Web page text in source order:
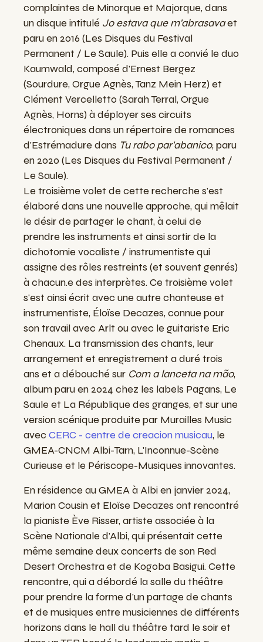
complaintes de Minorque et Majorque, dans
un disque intitulé Jo estava que m'abrasavaet
paru en 2016 (Les Disques du Festival
Permanent / Le Saule). Puis elle a convié le duo
Kaumwald, composé d'Ernest Bergez
(Sourdure, Orgue Agnès, Tanz Mein Herz) et
Clément Vercelletto (Sarah Terral, Orgue
Agnès, Horns) à déployer ses circuits
électroniques dans un répertoire de romances
d'Estrémadure dans Tu rabo par'abanico, paru
en 2020 (Les Disques du Festival Permanent /
Le Saule).
Le troisième volet de cette recherche s'est
élaboré dans une nouvelle approche, qui mêlait
le désir de partager le chant, à celui de
prendre les instruments et ainsi sortir de la
dichotomie vocaliste / instrumentiste qui
assigne des rôles restreints (et souvent genrés)
à chacun.e des interprètes. Ce troisième volet
s'est ainsi écrit avec une autre chanteuse et
instrumentiste, Éloïse Decazes, connue pour
son travail avec Arlt ou avec le guitariste Eric
Chenaux. La transmission des chants, leur
arrangement et enregistrement a duré trois
ans et a débouché sur Com a lanceta na mão,
album paru en 2024 chez les labels Pagans, Le
Saule et La République des granges, et sur une
version scénique produite par Murailles Music
avec CERC - centre de creacion musicau, le
GMEA-CNCM Albi-Tarn, L'Inconnue-Scène
Curieuse et le Périscope-Musiques innovantes.
En résidence au GMEA à Albi en janvier 2024,
Marion Cousin et Eloïse Decazes ont rencontré
la pianiste Ève Risser, artiste associée à la
Scène Nationale d'Albi, qui présentait cette
même semaine deux concerts de son Red
Desert Orchestra et de Kogoba Basigui. Cette
rencontre, qui a débordé la salle du théâtre
pour prendre la forme d'un partage de chants
et de musiques entre musiciennes de différents
horizons dans le hall du théâtre tard le soir et